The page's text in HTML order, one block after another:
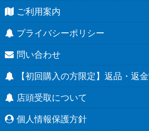
ご利用案内
プライバシーポリシー
問い合わせ
【初回購入の方限定】返品・返
店頭受取について
個人情報保護方針